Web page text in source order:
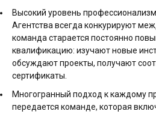
Высокий уровень
Агентства всегда конкурируют
команда старается постоянно
квалификацию: изучают новые
обсуждают проекты, получают
сертификаты.
Многогранный подход к каждому
передается команде, которая